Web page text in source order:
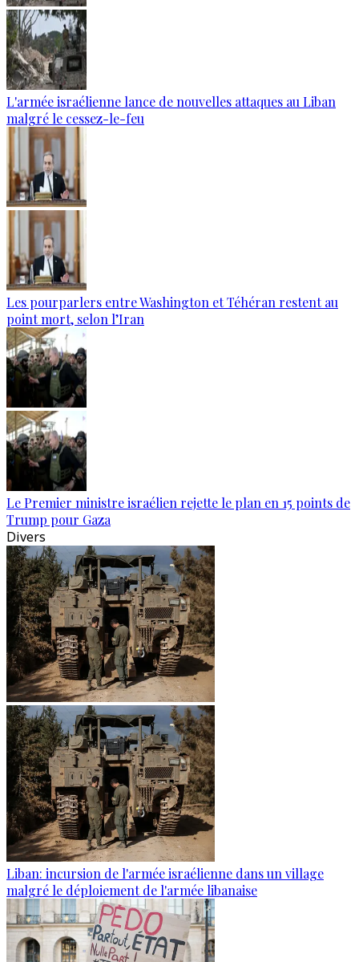
L'armée israélienne lance de nouvelles attaques au Liban
malgré le cessez-le-feu
Les pourparlers entre Washington et Téhéran restent au
point mort, selon l’Iran
Le Premier ministre israélien rejette le plan en 15 points de
Trump pour Gaza
Divers
Liban: incursion de l'armée israélienne dans un village
malgré le déploiement de l'armée libanaise